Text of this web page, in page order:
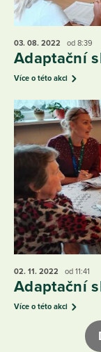
03. 08. 2022 od 8:39
Adaptační
Více o této akci
02. 11. 2022 od 11:41
Adaptační
Více o této akci